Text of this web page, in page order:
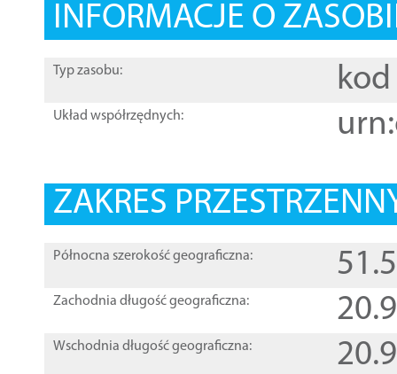
INFORMACJE O
Typ zasobu: kod
Układ współrzędnych:
ZAKRES
Północna szerokość geograficzna:
Zachodnia długość geograficzna:
Wschodnia długość geograficzna: